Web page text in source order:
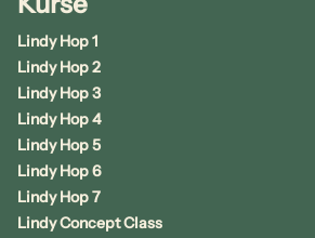
Lindy Hop 1
Lindy Hop 2
Lindy Hop 3
Lindy Hop 4
Lindy Hop 5
Lindy Hop 6
Lindy Hop 7
Lindy Concept Class